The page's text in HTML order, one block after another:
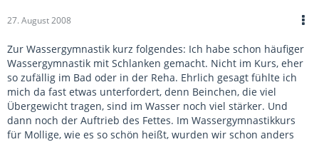
27. August 2008
Zur Wassergymnastik kurz folgendes: Ich habe schon häufiger
Wassergymnastik mit Schlanken gemacht. Nicht im Kurs, eher
so zufällig im Bad oder in der Reha. Ehrlich gesagt fühlte ich
mich da fast etwas unterfordert, denn Beinchen, die viel
Übergewicht tragen, sind im Wasser noch viel stärker. Und
dann noch der Auftrieb des Fettes. Im Wassergymnastikkurs
für Mollige, wie es so schön heißt, wurden wir schon anders